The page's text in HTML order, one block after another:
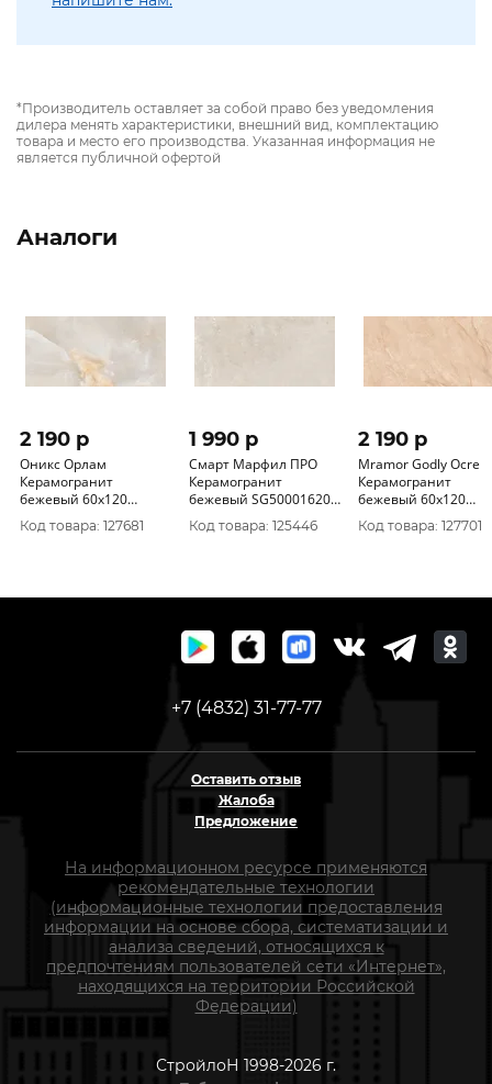
*Производитель оставляет за собой право без уведомления
дилера менять характеристики, внешний вид, комплектацию
товара и место его производства. Указанная информация не
является публичной офертой
Аналоги
2 190 p
Оникс Орлам
Керамогранит
бежевый 60х120
полированный
Код товара: 127681
1 990 p
Смарт Марфил ПРО
Керамогранит
бежевый SG50001620R
59, 5х119, 1 матовый
cтруктурный R10/B
Код товара: 125446
2 190 p
Mramor Godly Ocre
Керамогранит
бежевый 60х120
Полированный
Код товара: 127701
+7 (4832) 31-77-77
Оставить отзыв
Жалоба
Предложение
На информационном ресурсе применяются
рекомендательные технологии
(информационные технологии предоставления
информации на основе сбора, систематизации и
анализа сведений, относящихся к
предпочтениям пользователей сети «Интернет»,
находящихся на территории Российской
Федерации)
СтройлоН 1998-2026 г.